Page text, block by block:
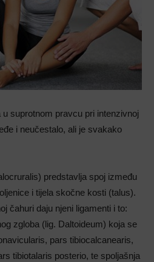
suprotnom pravcu pri intenzivnoj
i neučestalo, ali je svakako
predstavlja spoj između
i tijela skočne kosti (talus).
čahuri daju njeni ligamenti i to:
zgloba (lig. Daltoideum) koja se
pars tibiocalcanearis,
tibiotalaris posterio, te spoljašnja